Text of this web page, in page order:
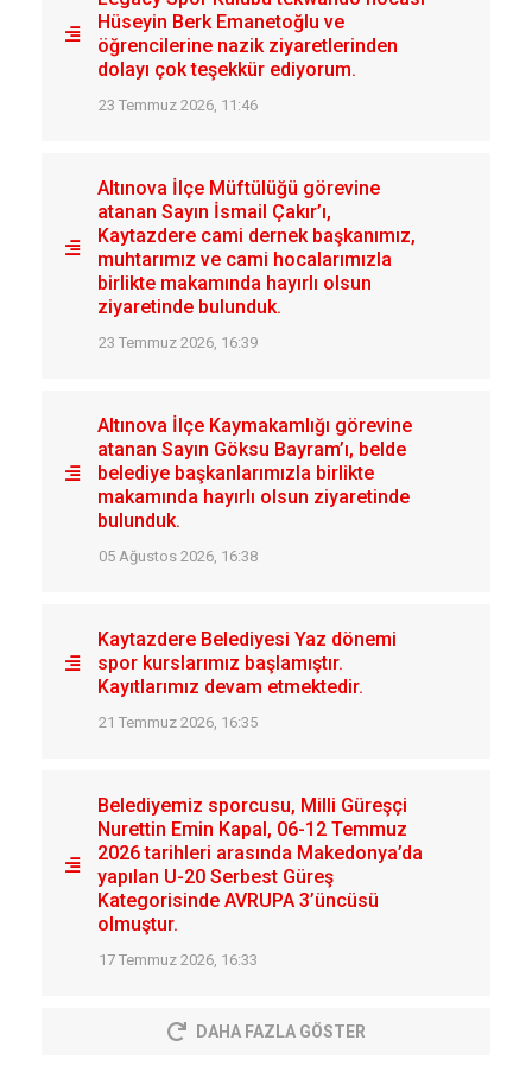
Hüseyin Berk Emanetoğlu ve
öğrencilerine nazik ziyaretlerinden
dolayı çok teşekkür ediyorum.
23 Temmuz 2026, 11:46
Altınova İlçe Müftülüğü görevine
atanan Sayın İsmail Çakır’ı,
Kaytazdere cami dernek başkanımız,
muhtarımız ve cami hocalarımızla
birlikte makamında hayırlı olsun
ziyaretinde bulunduk.
23 Temmuz 2026, 16:39
Altınova İlçe Kaymakamlığı görevine
atanan Sayın Göksu Bayram’ı, belde
belediye başkanlarımızla birlikte
makamında hayırlı olsun ziyaretinde
bulunduk.
05 Ağustos 2026, 16:38
Kaytazdere Belediyesi Yaz dönemi
spor kurslarımız başlamıştır.
Kayıtlarımız devam etmektedir.
21 Temmuz 2026, 16:35
Belediyemiz sporcusu, Milli Güreşçi
Nurettin Emin Kapal, 06-12 Temmuz
2026 tarihleri arasında Makedonya’da
yapılan U-20 Serbest Güreş
Kategorisinde AVRUPA 3’üncüsü
olmuştur.
17 Temmuz 2026, 16:33
DAHA FAZLA GÖSTER